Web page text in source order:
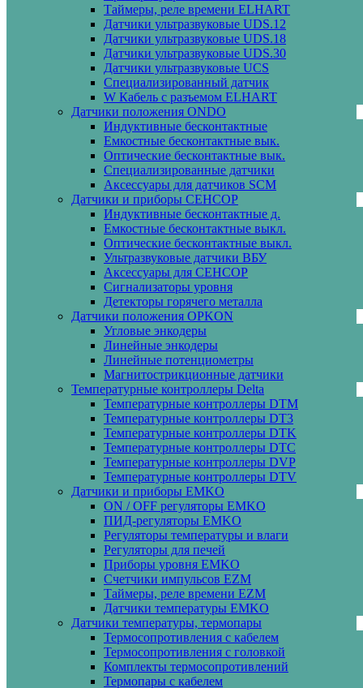
Таймеры, реле времени ELHART
Датчики ультразвуковые UDS.12
Датчики ультразвуковые UDS.18
Датчики ультразвуковые UDS.30
Датчики ультразвуковые UCS
Специализированный датчик
W Кабель с разъемом ELHART
Датчики положения ONDO
Индуктивные бесконтактные
Емкостные бесконтактные вык.
Оптические бесконтактные вык.
Специализированные датчики
Аксессуары для датчиков SCM
Датчики и приборы СЕНСОР
Индуктивные бесконтактные д.
Емкостные бесконтактные выкл.
Оптические бесконтактные выкл.
Ультразвуковые датчики ВБУ
Аксессуары для СЕНСОР
Сигнализаторы уровня
Детекторы горячего металла
Датчики положения OPKON
Угловые энкодеры
Линейные энкодеры
Линейные потенциометры
Магнитострикционные датчики
Температурные контроллеры Delta
Температурные контроллеры DTM
Температурные контроллеры DT3
Температурные контроллеры DTK
Температурные контроллеры DTC
Температурные контроллеры DVP
Температурные контроллеры DTV
Датчики и приборы EMKO
ON / OFF регуляторы EMKO
ПИД-регуляторы EMKO
Регуляторы температуры и влаги
Регуляторы для печей
Приборы уровня EMKO
Счетчики импульсов EZM
Таймеры, реле времени EZM
Датчики температуры EMKO
Датчики температуры, термопары
Термосопротивления с кабелем
Термосопротивления с головкой
Комплекты термосопротивлений
Термопары с кабелем